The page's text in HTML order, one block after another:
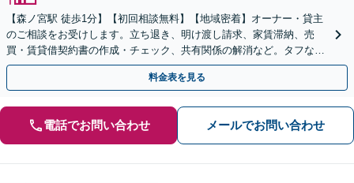
【森ノ宮駅 徒歩1分】【初回相談無料】【地域密着】オーナー・貸主
のご相談をお受けします。立ち退き、明け渡し請求、家賃滞納、売
買・賃貸借契約書の作成・チェック、共有関係の解消など。タフな交
渉・訴訟はお任せください。【他士業連携】
料金表を見る
電話でお問い合わせ メールでお問い合わせ